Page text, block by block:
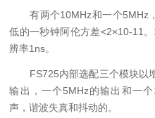
有两个10MHz和一个5MHz
低的一秒钟阿伦方差<2×10-11
辨率1ns。
FS725内部选配三个模块以增
输出，一个5MHz的输出和一
声，谐波失真和抖动的。